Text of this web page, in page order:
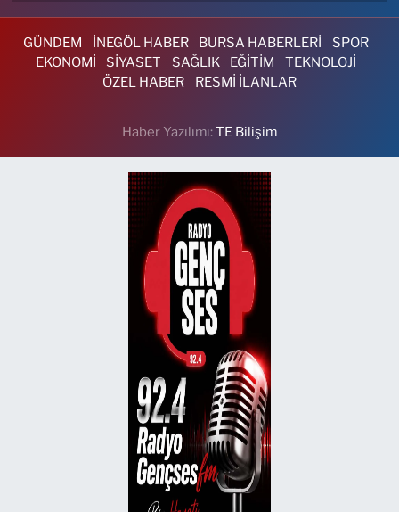
GÜNDEM İNEGÖL HABER BURSA HABERLERİ
SPOR
EKONOMİ
SİYASET SAĞLIK EĞİTİM
TEKNOLOJİ
ÖZEL HABER
RESMİ İLANLAR
Haber Yazılımı:TE Bilişim